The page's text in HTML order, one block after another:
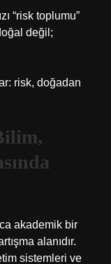
“risk toplumu”
değil;
risk, doğadan
akademik bir
alanıdır.
sistemleri ve